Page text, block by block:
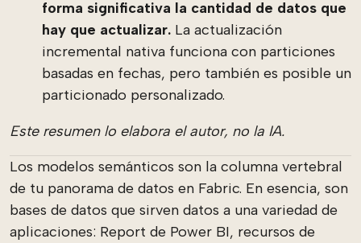
forma significativa la cantidad de datos que
hay que actualizar. La actualización
incremental nativa funciona con particiones
basadas en fechas, pero también es posible un
particionado personalizado.
Este resumen lo elabora el autor, no la IA.
Los modelos semánticos son la columna vertebral
de tu panorama de datos en Fabric. En esencia, son
bases de datos que sirven datos a una variedad de
aplicaciones: Report de Power BI, recursos de